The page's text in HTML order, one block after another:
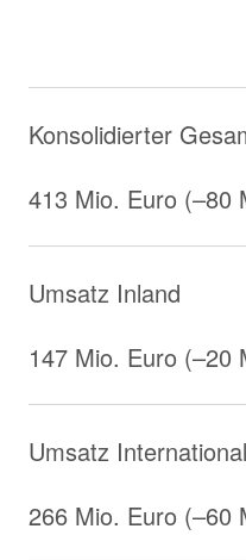
Konsolidierter
413 Mio. Euro (–80
Umsatz Inland
147 Mio. Euro (–20
Umsatz International
266 Mio. Euro (–60